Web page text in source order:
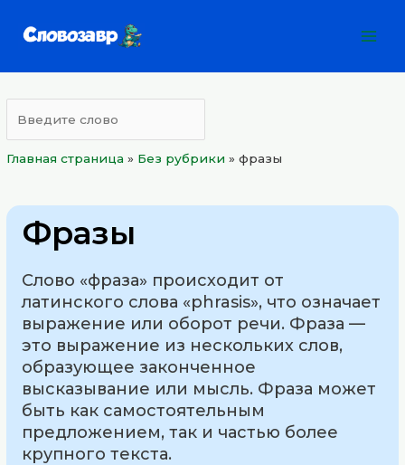
Главная страница » Без рубрики »фразы
Фразы
Слово «фраза» происходит от
латинского слова «phrasis», что означает
выражение или оборот речи. Фраза —
это выражение из нескольких слов,
образующее законченное
высказывание или мысль. Фраза может
быть как самостоятельным
предложением, так и частью более
крупного текста.